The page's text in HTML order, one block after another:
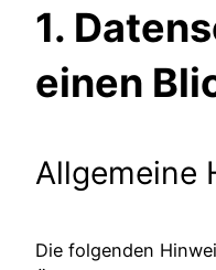
1.
einen
Allgemeine
Die folgenden